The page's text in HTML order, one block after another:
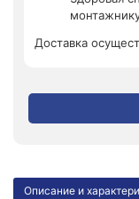
Доставка
Описание и